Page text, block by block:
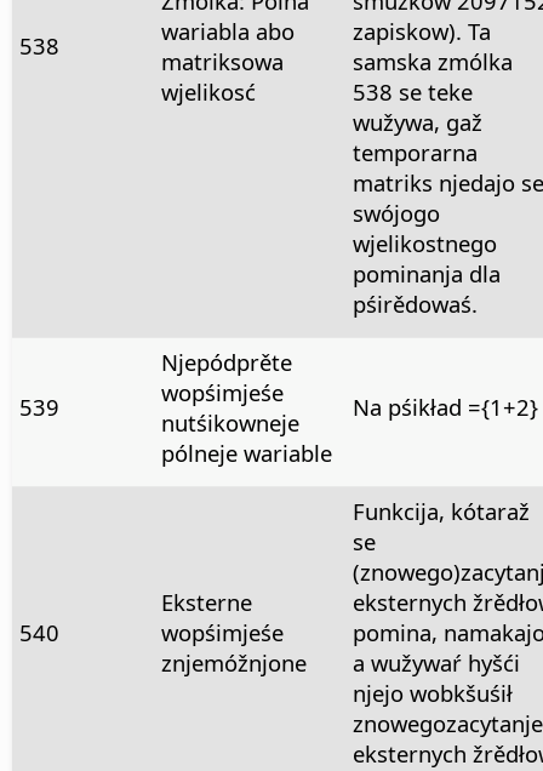
538
wariabla abo
matriksowa
wjelikosć
zapiskow). Ta
samska zmólka
538 se teke
wužywa, gaž
temporarna
matriks njedajo se
swójogo
wjelikostnego
pominanja dla
pśirědowaś.
539
Njepódprěte
wopśimjeśe
nutśikowneje
pólneje wariable
Na pśikład ={1+2}
540
Eksterne
wopśimjeśe
znjemóžnjone
Funkcija, kótaraž
se
eksternych
pomina,
a wužywaŕ hyšći
njejo wobkšuśił
znowegozacytanje
eksternych